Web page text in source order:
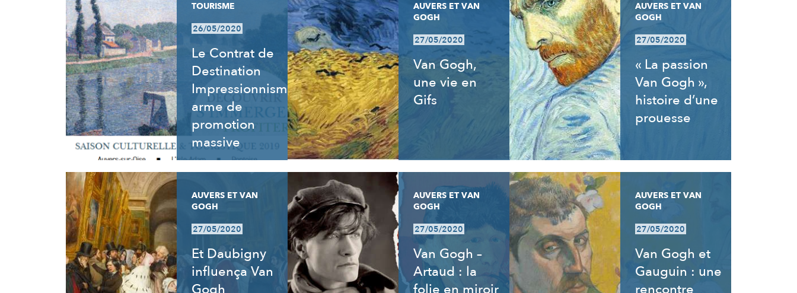
TOURISME
26/05/2020
Le Contrat de
Destination
Impressionnisme,
arme de
promotion
massive
AUVERS ET VAN
GOGH
27/05/2020
Van Gogh,
une vie en
Gifs
AUVERS ET VAN
GOGH
27/05/2020
« La passion
Van Gogh »,
histoire d’une
prouesse
AUVERS ET VAN
GOGH
27/05/2020
Et Daubigny
influença Van
Gogh
AUVERS ET VAN
GOGH
27/05/2020
Van Gogh –
Artaud : la
folie en miroir
AUVERS ET VAN
GOGH
27/05/2020
Van Gogh et
Gauguin : une
rencontre